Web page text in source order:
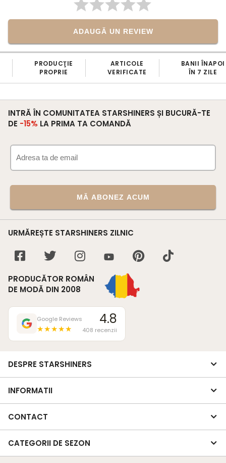
ADAUGĂ UN REVIEW
PRODUCŢIE
PROPRIE
ARTICOLE
VERIFICATE
BANII ÎNAPOI
ÎN 7 ZILE
INTRĂ ÎN COMUNITATEA STARSHINERS ȘI BUCURĂ-TE
DE -15% LA PRIMA TA COMANDĂ
MĂ ABONEZ ACUM
URMĂREȘTE STARSHINERS ZILNIC
PRODUCĂTOR ROMÂN
DE MODĂ DIN 2008
Google Reviews
★★★★★
4.8
408 recenzii
DESPRE STARSHINERS
INFORMATII
CONTACT
CATEGORII DE SEZON